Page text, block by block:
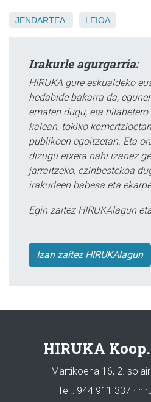
JENDARTEA LEIOA
Irakurle agurgarria:
HIRUKA gure eskualdeko
hedabide bakarra da;
ematen dugu, eta
kalean, tokiko
publikoen egoitzetan. Eta
dizugu etxera nahi izanez
jarraitzeko, ezinbestekoa
irakurleen babesa eta
Egin zaitez HIRUKAlagun
Izan zaitez HIRUKAlagun
HIRUKA
Martikoena 16, 2.
Tel.: 944 911 337 ·